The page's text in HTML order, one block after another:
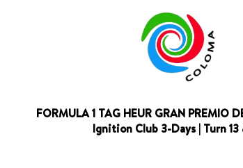
FORMULA 1 TAG HEUR GRAN PREMIO
Ignition Club 3-Days | Turn 13